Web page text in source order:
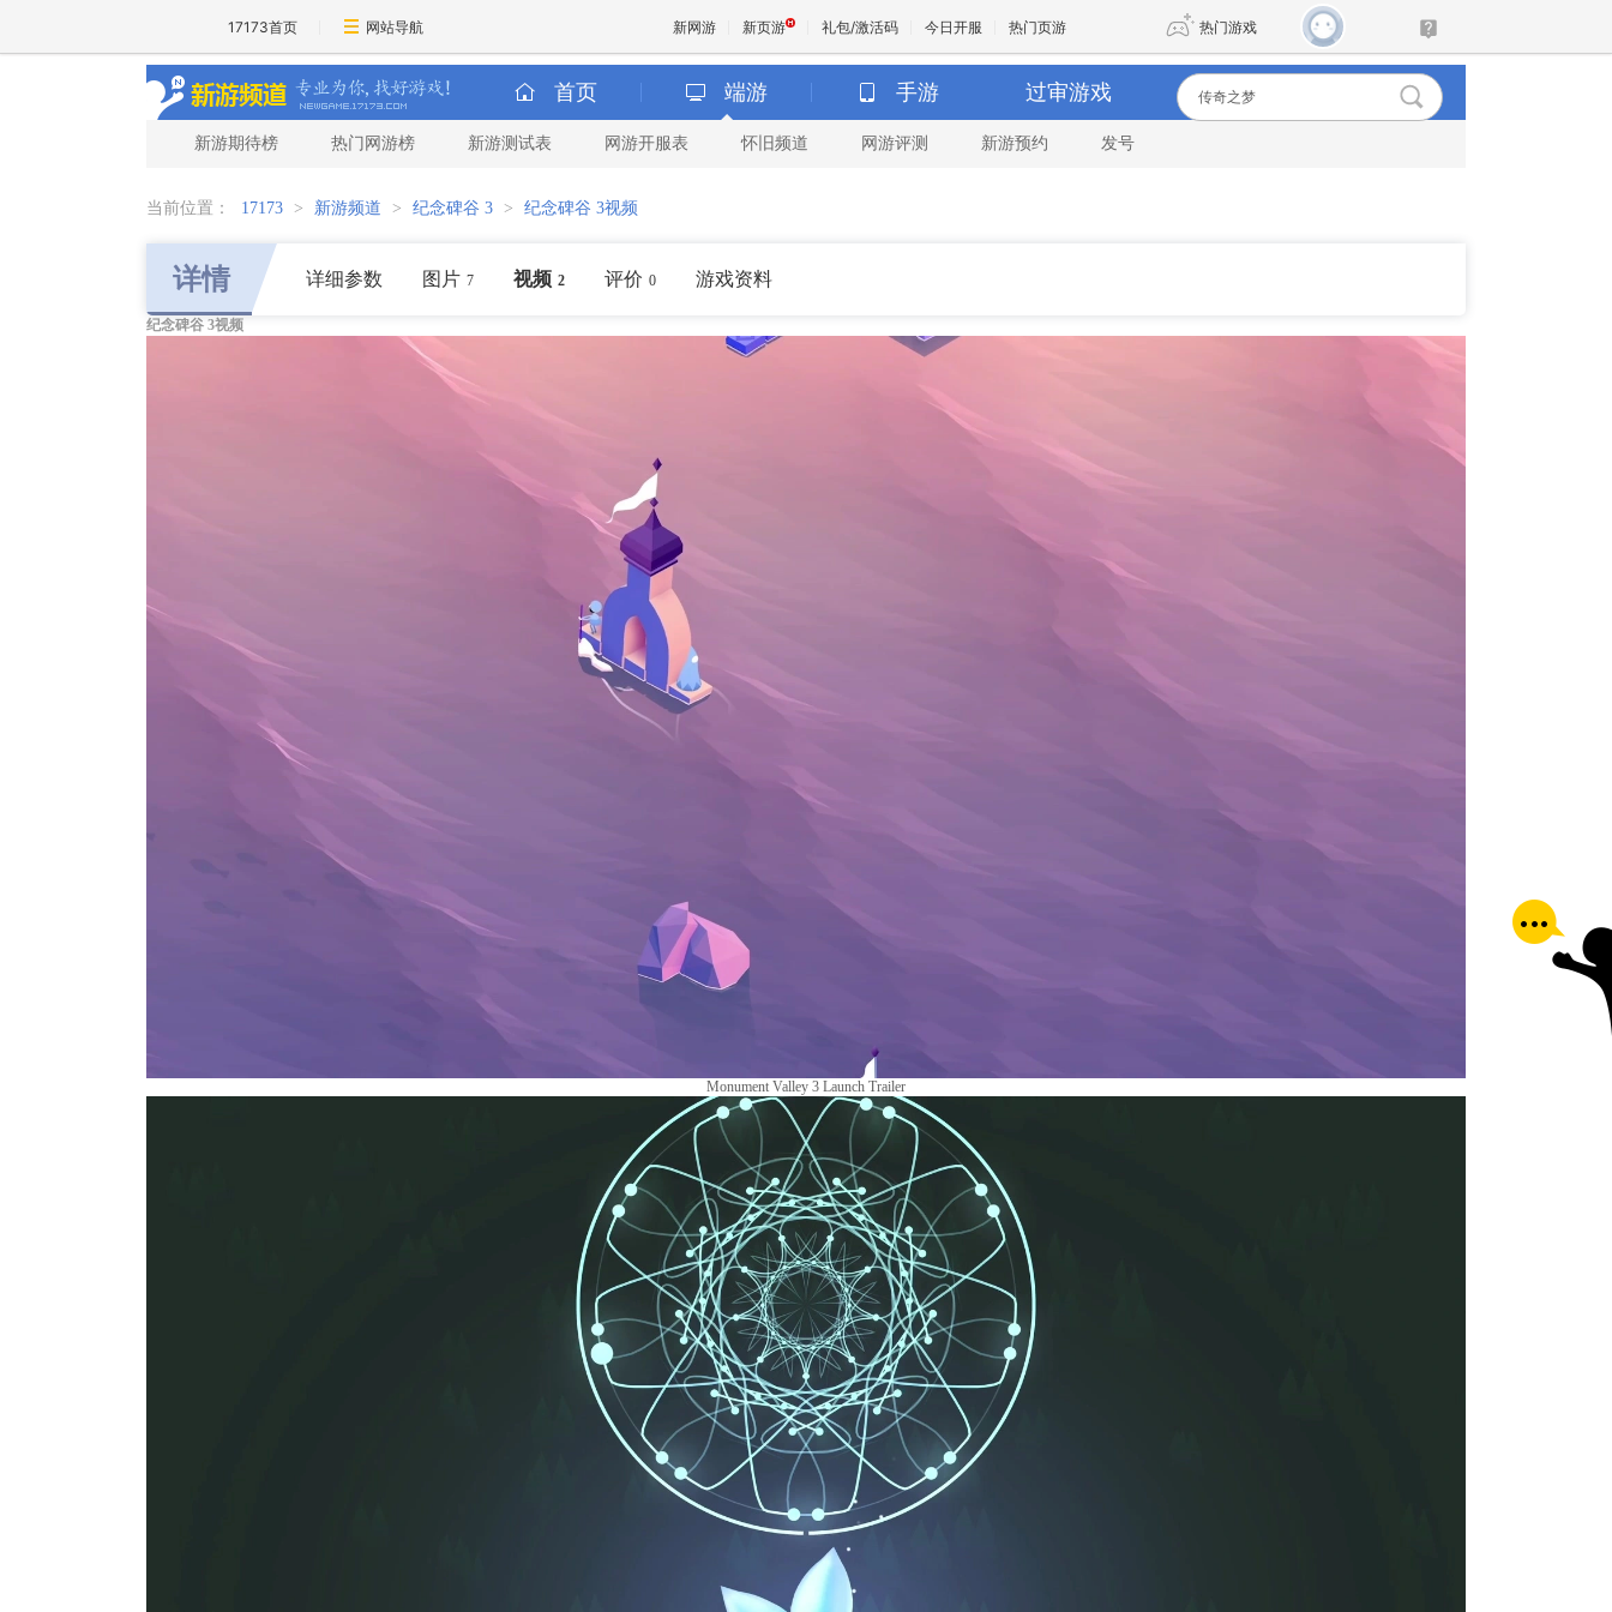
17173首页 网站导航 新网游 新页游 礼包/激活码 今日开服 热门页游 热门游戏
魔兽 DNF
首页 端游 手游 过审游戏
新游期待榜 热门网游榜 新游测试表 网游开服表 怀旧频道 网游评测 新游预约 发号
当前位置： 17173 > 新游频道 > 纪念碑谷 3 > 纪念碑谷 3视频
详情 详细参数 图片 7 视频 2 评价 0 游戏资料
纪念碑谷 3视频
Monument Valley 3 Launch Trailer